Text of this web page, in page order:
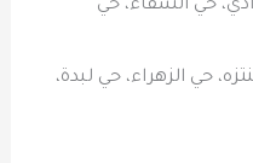
حي الشفاء، حي
حي الزهراء، حي لبدة،